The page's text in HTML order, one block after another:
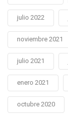
julio 2022
noviembre 2021
julio 2021
enero 2021
octubre 2020